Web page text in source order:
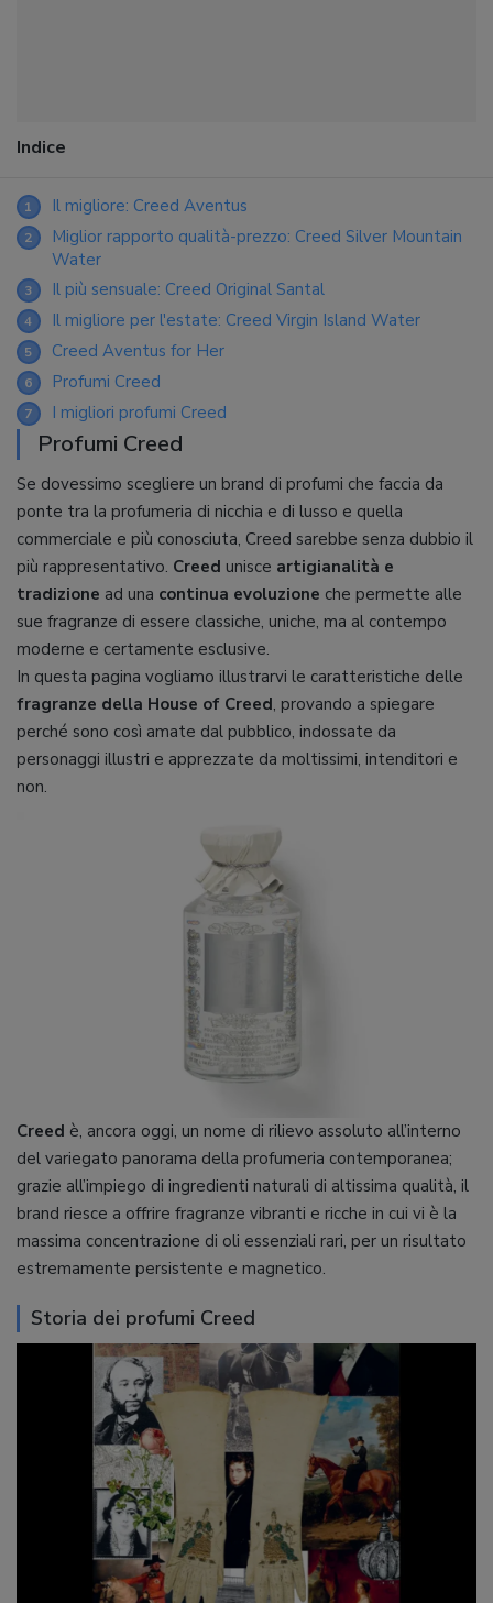
Indice
1 Il migliore: Creed Aventus
2
Miglior rapporto qualità-prezzo: Creed Silver Mountain
Water
3 Il più sensuale: Creed Original Santal
4 Il migliore per l'estate: Creed Virgin Island Water
5 Creed Aventus for Her
6 Profumi Creed
7 I migliori profumi Creed
Profumi Creed
Se dovessimo scegliere un brand di profumi che faccia da
ponte tra la profumeria di nicchia e di lusso e quella
commerciale e più conosciuta, Creed sarebbe senza dubbio il
più rappresentativo. Creed unisce artigianalità e
tradizione ad una continua evoluzione che permette alle
sue fragranze di essere classiche, uniche, ma al contempo
moderne e certamente esclusive.
In questa pagina vogliamo illustrarvi le caratteristiche delle
fragranze della House of Creed, provando a spiegare
perché sono così amate dal pubblico, indossate da
personaggi illustri e apprezzate da moltissimi, intenditori e
non.
Creed è, ancora oggi, un nome di rilievo assoluto all’interno
del variegato panorama della profumeria contemporanea;
grazie all’impiego di ingredienti naturali di altissima qualità, il
brand riesce a offrire fragranze vibranti e ricche in cui vi è la
massima concentrazione di oli essenziali rari, per un risultato
estremamente persistente e magnetico.
Storia dei profumi Creed